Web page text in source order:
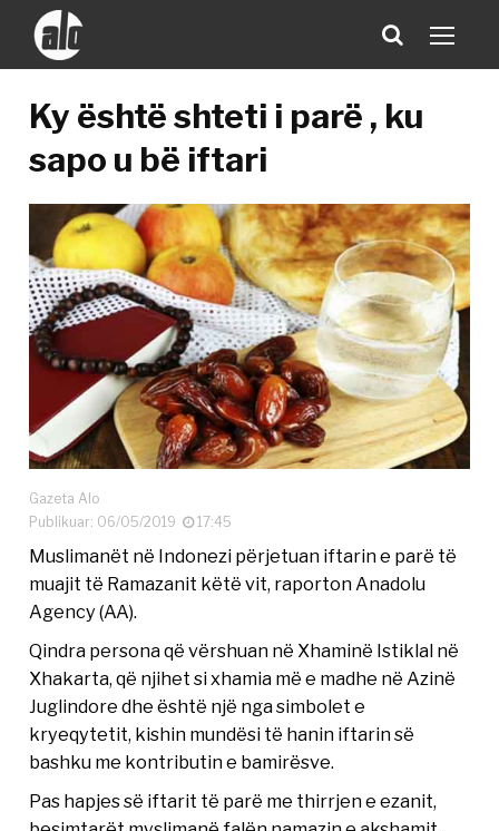
Ky është shteti i parë , ku
sapo u bë iftari
Gazeta Alo
Publikuar: 06/05/2019
17:45
Muslimanët në Indonezi përjetuan iftarin e parë të
muajit të Ramazanit këtë vit, raporton Anadolu
Agency (AA).
Qindra persona që vërshuan në Xhaminë Istiklal në
Xhakarta, që njihet si xhamia më e madhe në Azinë
Juglindore dhe është një nga simbolet e
kryeqytetit, kishin mundësi të hanin iftarin së
bashku me kontributin e bamirësve.
Pas hapjes së iftarit të parë me thirrjen e ezanit,